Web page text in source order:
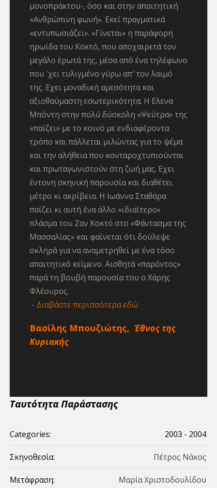
μονοπράκτου-, όσο και στην απαιτητική
«Ανθρώπινη φωνή». Εκεί πραγματικά
«εντυπωσιάζει». «Γίνεται» η παράφορη
ηρωίδα του Κοκτό, που αποχαιρετά τον
μεγάλο έρωτά της, μέσα από ένα τηλέφωνο
που ′χει τυλιγμένο γύρω απ′ τον λαιμό
της. Εχει μοναδική αμεσότητα και
αξιοθαύμαστη εσωτερικότητα. Η Ελενα
Μπόντη στην πολύ δύσκολη «Ψεύτρα» της
«παίζει» με το κοινό με ενδιαφέροντα
τρόπο και πάλλεται μιλώντας για το ψέμα
και την αλήθεια που κονταροχτυπιούνται
και πρωταγωνιστούν στη ζωή μας. Εχει
έντονη σκηνική παρουσία και διαθέτει
μέτρο κι ακρίβεια. Η Ιωάννα Σταθάρα
παίζει κι αυτή ένα άλλο «ιδιαίτερο»
πλάσμα του Ζαν Κοκτό στο «Φάντασμα της
Μασσαλίας» και φαίνεται ότι δούλεψε
σκληρά για να αναμετρηθεί με ένα τόσο
απαιτητικό κείμενο. Αισθητά «παρόντος»
παρά τη βουβή παρουσία του ο Χάρης
Φλέουρος.
Διαβάστε περισσότερα εδώ
Βασίλης Μπουζιώτης, Έθνος της
Κυριακής
Ταυτότητα Παράστασης
Categories: 2003 - 2004
Σκηνοθεσία: Πέτρος Νάκος
Μετάφραση: Μαρία Χριστοδουλίδου